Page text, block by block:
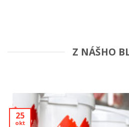
Z NÁŠHO
25
okt